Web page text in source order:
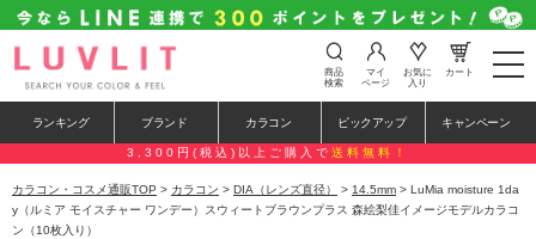
t
o
e
n
a
v
商品
検索
マイ
ページ
お気に
入り
カート
ランキング ブランド カラコン ピックアップ キャンペーン
3,300円(税込)以上ご購入で 送料無料！
カラコン・コスメ通販TOP > カラコン > DIA（レンズ直径） > 14.5mm > LuMia moisture 1da
y（ルミア モイスチャー ワンデー）スウィートブラウンプラス 森絵梨佳イメージモデルカラコ
ン（10枚入り）